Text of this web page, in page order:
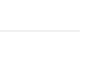
hóf
vera virkilega